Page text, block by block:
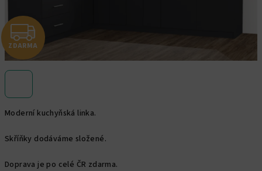
Moderní kuchyňská linka.
Skříňky dodáváme složené.
Doprava je po celé ČR zdarma.
Z
D
R
M
A
ZDARMA